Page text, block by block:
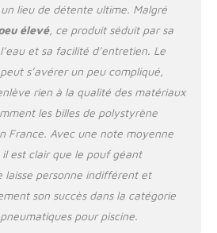
expédiée depuis les
Alpes françaises.
de Polystyrène : Les
billes de polystyrène
de haute densité
utilisées pour le
poufs sont
recyclables et
fabriquées en
France, dans notre
choix témoigne de
lieu de détente ultime. Malgré
élevé, ce produit séduit par sa
et sa facilité d’entretien. Le
s’avérer un peu compliqué,
rien à la qualité des matériaux
les billes de polystyrène
France. Avec une note moyenne
il est clair que le pouf géant
laisse personne indifférent et
son succès dans la catégorie
pour piscine.